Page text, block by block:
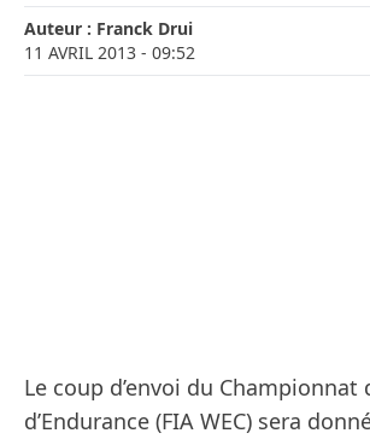
Auteur : Franck Drui
11 AVRIL 2013 - 09:52
Le coup d’envoi du Championnat
d’Endurance (FIA WEC) sera